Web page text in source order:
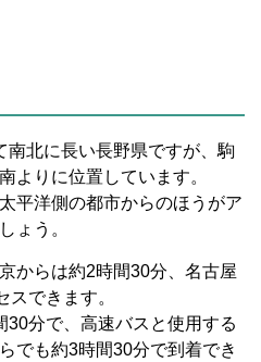
南北に長い長野県ですが、駒
よりに位置しています。
平洋側の都市からのほうがア
ょう。
からは約2時間30分、名古屋
スできます。
30分で、高速バスと使用する
でも約3時間30分で到着でき